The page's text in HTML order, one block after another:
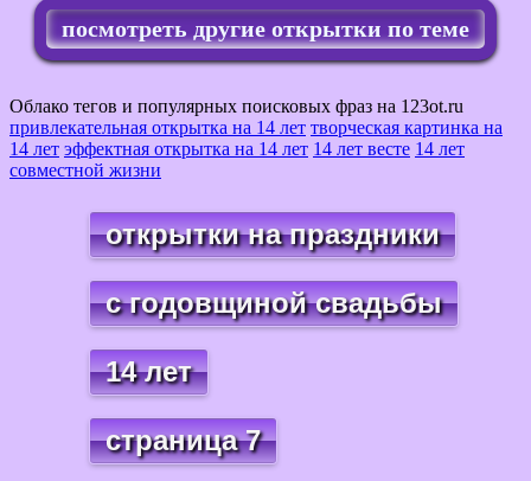
посмотреть другие открытки по теме
Облако тегов и популярных поисковых фраз на 123ot.ru
привлекательная открытка на 14 лет творческая картинка на
14 лет эффектная открытка на 14 лет 14 лет весте 14 лет
совместной жизни
открытки на праздники
с годовщиной свадьбы
14 лет
страница 7